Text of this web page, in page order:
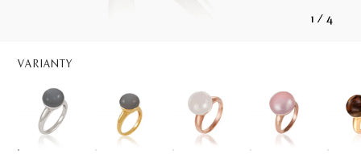
1 / 4
VARIANTY